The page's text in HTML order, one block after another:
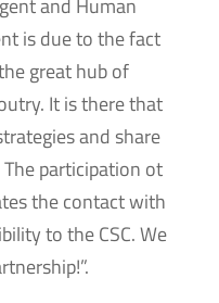
and Human
is due to the fact
great hub of
It is there that
and share
participation ot
the contact with
to the CSC. We